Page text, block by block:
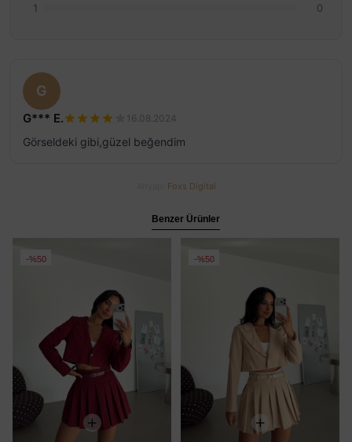
1
0
G
G*** E. 16.08.2024
Görseldeki gibi,güzel beğendim
Foxs Digital
Benzer Ürünler
%50 %50